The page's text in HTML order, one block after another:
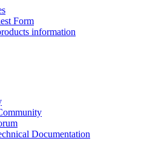
Form
information
Documentation